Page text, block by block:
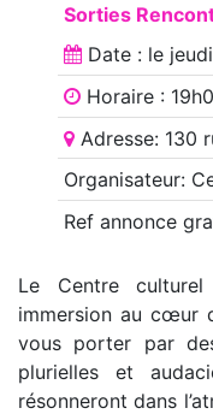
Sorties
Date : le
Horaire :
Adresse: 130
Organisateur:
Ref annonce
Le Centre
immersion au cœur
vous porter par
plurielles et
résonneront dans